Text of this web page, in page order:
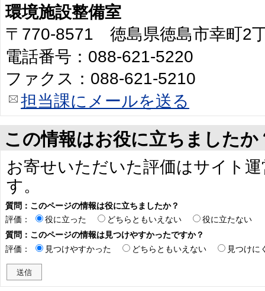
環境施設整備室
〒770-8571 徳島県徳島市幸町2
電話番号：088-621-5220
ファクス：088-621-5210
担当課にメールを送る
この情報はお役に立ちましたか
お寄せいただいた評価はサイト
す。
質問：このページの情報は役に立ちましたか？
評価：
役に立った どちらともいえない
役に立たない
質問：このページの情報は見つけやすかったですか？
評価：
見つけやすかった どちらともいえない 見つけに